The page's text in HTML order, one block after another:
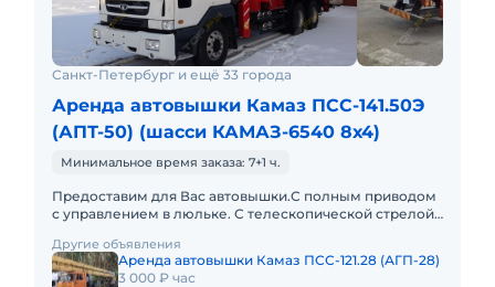
Санкт-Петербург и ещё 33 города
Аренда автовышки Камаз ПСС-141.50Э
(АПТ-50) (шасси КАМАЗ-6540 8х4)
Минимальное время заказа: 7+1 ч.
Предоставим для Вас автовышки.С полным приводом
с управлением в люльке. С телескопической стрелой:
Другие объявления
Аренда автовышки Камаз ПСС-121.28 (АГП-28)
3 000 ₽ час